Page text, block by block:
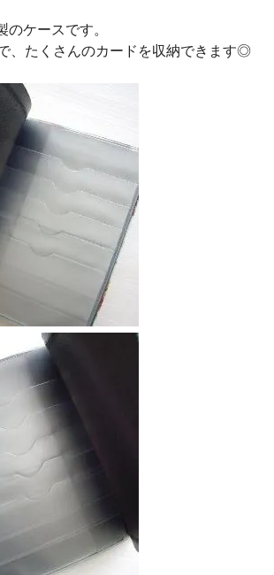
のケースです。
、たくさんのカードを収納できます◎